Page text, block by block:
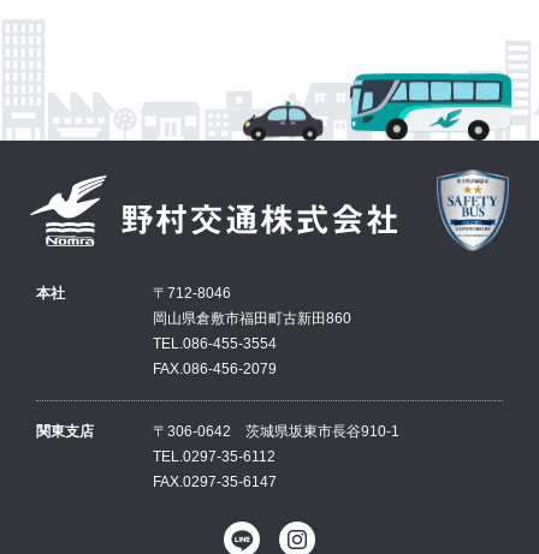
本社
〒712-8046
岡山県倉敷市福田町古新田860
TEL.086-455-3554
FAX.086-456-2079
関東支店
〒306-0642 茨城県坂東市⻑⾕910-1
TEL.0297-35-6112
FAX.0297-35-6147